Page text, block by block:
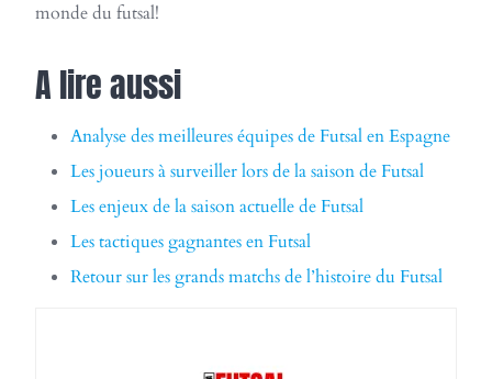
monde du futsal!
A lire aussi
Analyse des meilleures équipes de Futsal en Espagne
Les joueurs à surveiller lors de la saison de Futsal
Les enjeux de la saison actuelle de Futsal
Les tactiques gagnantes en Futsal
Retour sur les grands matchs de l’histoire du Futsal